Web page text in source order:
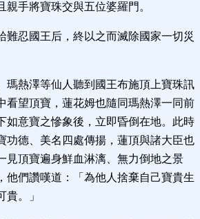
手將寶珠交與五位婆羅門。
難忍國王后，終以之而滅除國家一切災
瑪熱澤等仙人聽到國王布施頂上寶珠訊
看望頂寶，蓮花姆也隨同瑪熱澤一同前
如意寶之慘象後，立即昏倒在地。此時
功德、美名四處傳揚，蓮頂與諸大臣也
見頂寶遍身鮮血淋漓、無力倒地之景
他們讚嘆道：「為他人捨棄自己寶貴生
。」